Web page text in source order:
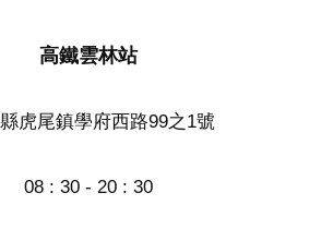
高鐵雲林站
虎尾鎮學府西路99之1號
08 : 30 - 20 : 30